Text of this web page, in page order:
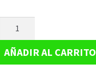
AÑADIR AL CARRITO